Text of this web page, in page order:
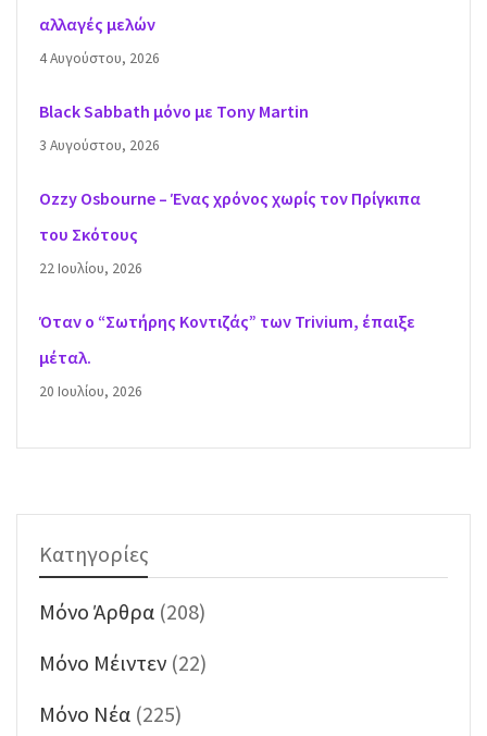
αλλαγές μελών
4 Αυγούστου, 2026
Black Sabbath μόνο με Tony Martin
3 Αυγούστου, 2026
Ozzy Osbourne – Ένας χρόνος χωρίς τον Πρίγκιπα
του Σκότους
22 Ιουλίου, 2026
Όταν ο “Σωτήρης Κοντιζάς” των Trivium, έπαιξε
μέταλ.
20 Ιουλίου, 2026
Κατηγορίες
Mόνο Άρθρα (208)
Mόνο Μέιντεν (22)
Mόνο Νέα (225)